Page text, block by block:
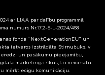
ar LIAA par dalību programmā
numurs Nr.17.2-5-L-2024/468
fonda “NextGenerationEU” un
ietvaros izstrādāta Stirnubuks.lv
un pasākumu pieejamību,
mārketinga rīkus, lai veicinātu
mērķtiecīgu komunikāciju.